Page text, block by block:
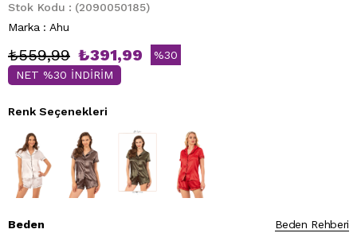
Stok Kodu
(2090050185)
Marka : Ahu
₺559,99 ₺391,99 %30
NET %30 İNDİRİM
Renk Seçenekleri
Beden Rehberi
Beden